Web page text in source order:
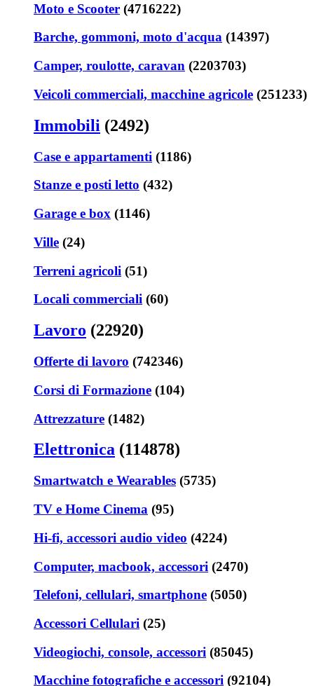
Moto e Scooter (4716222)
Barche, gommoni, moto d'acqua (14397)
Camper, roulotte, caravan (2203703)
Veicoli commerciali, macchine agricole (251233)
Immobili (2492)
Case e appartamenti (1186)
Stanze e posti letto (432)
Garage e box (1146)
Ville (24)
Terreni agricoli (51)
Locali commerciali (60)
Lavoro (22920)
Offerte di lavoro (742346)
Corsi di Formazione (104)
Attrezzature (1482)
Elettronica (114878)
Smartwatch e Wearables (5735)
TV e Home Cinema (95)
Hi-fi, accessori audio video (4224)
Computer, macbook, accessori (2470)
Telefoni, cellulari, smartphone (5050)
Accessori Cellulari (25)
Videogiochi, console, accessori (85045)
Macchine fotografiche e accessori (92104)